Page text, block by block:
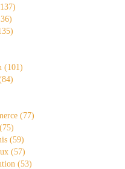
(101)
(77)
(75)
(59)
(57)
(53)